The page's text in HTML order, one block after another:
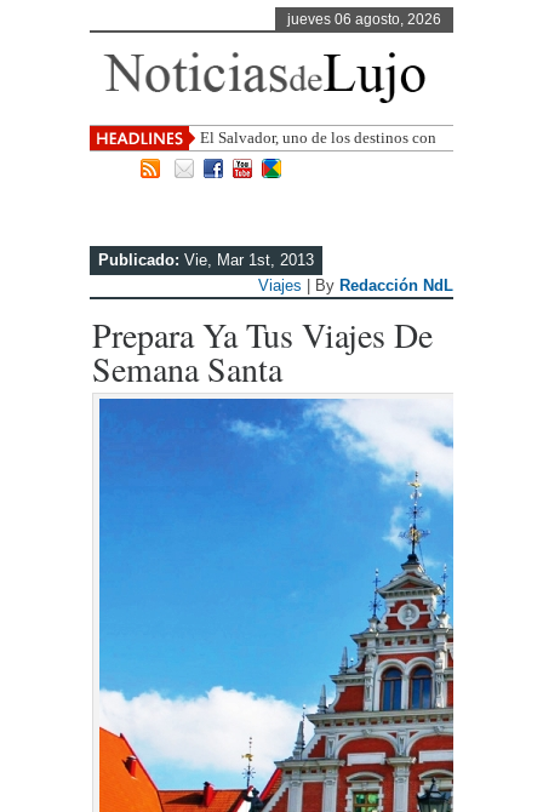
jueves 06 agosto, 2026
El Salvador, uno de los destinos con
mayor proyección de Centroamérica
Publicado: Vie, Mar 1st, 2013
Viajes | By Redacción NdL
Prepara Ya Tus Viajes De
Semana Santa